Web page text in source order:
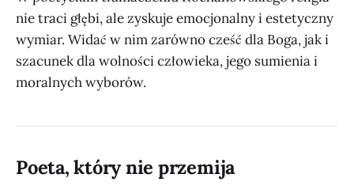
nie traci głębi, ale zyskuje emocjonalny i estetyczny
wymiar. Widać w nim zarówno cześć dla Boga, jak i
szacunek dla wolności człowieka, jego sumienia i
moralnych wyborów.
Poeta, który nie przemija